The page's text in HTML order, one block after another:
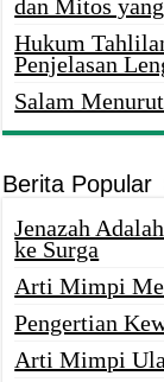
dan Mitos
Hukum
Penjelasan
Salam
Berita Popular
Jenazah
ke Surga
Arti Mimpi
Pengertian
Arti Mimpi